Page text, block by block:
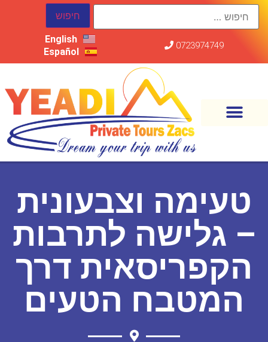
0723974749
English
Español
טעימה וצבעונית
– גלישה לתרבות
הקפריסאית דרך
המטבח הטעים